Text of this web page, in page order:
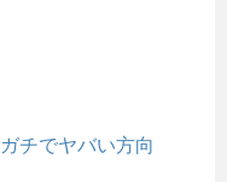
チでヤバい方向